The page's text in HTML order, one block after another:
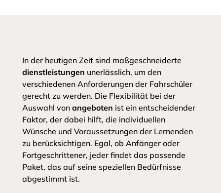
In der heutigen Zeit sind maßgeschneiderte
dienstleistungen unerlässlich, um den
verschiedenen Anforderungen der Fahrschüler
gerecht zu werden. Die Flexibilität bei der
Auswahl von angeboten ist ein entscheidender
Faktor, der dabei hilft, die individuellen
Wünsche und Voraussetzungen der Lernenden
zu berücksichtigen. Egal, ob Anfänger oder
Fortgeschrittener, jeder findet das passende
Paket, das auf seine speziellen Bedürfnisse
abgestimmt ist.